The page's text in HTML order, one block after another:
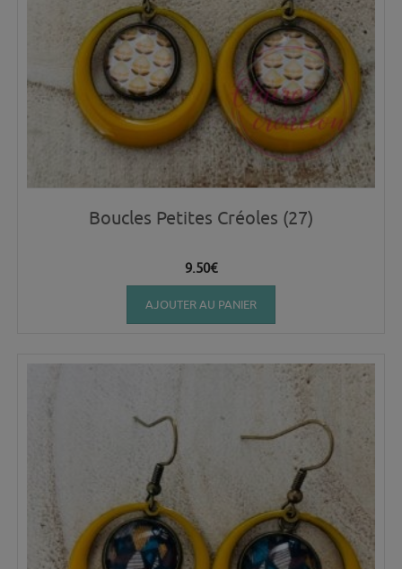
Boucles Petites Créoles (27)
9.50€
AJOUTER AU PANIER